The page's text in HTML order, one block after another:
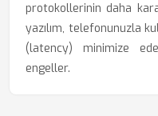
protokollerinin daha
yazılım, telefonunuzla
(latency) minimize
engeller.